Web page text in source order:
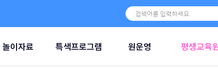
놀이자료 특색프로그램 원운영 평생교육